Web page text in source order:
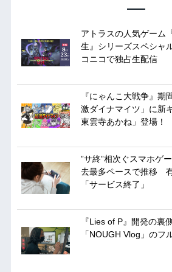
アトラスの人気ゲーム
生』シリーズスペシャ
コニコで独占生配信
『にゃんこ大戦争』期
激ダイナマイツ」に新
東雲寺あかね」登場！
”サ終”相次ぐスマホゲ
去最多ペースで推移
「サービス終了」
『Lies of P』開発の裏
「NOUGH Vlog」のフ